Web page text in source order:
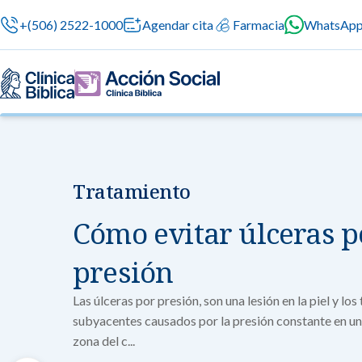
+(506) 2522-1000 Agendar cita Farmacia
Nuestras especialidades
Centros de Excelencia
Contamos
Cuidado integral
Servicios Generales
Servicios 24/7
Servicios Especializados
Servicios
atención
Cirugías
Información para el Paciente
Sobre nosotros
Investigación, Innovación y Docencia
Tratamiento
Cómo evitar úlceras
presión
Las úlceras por presión, son una lesión en la piel y
subyacentes causados por la presión constante en
zona del c...